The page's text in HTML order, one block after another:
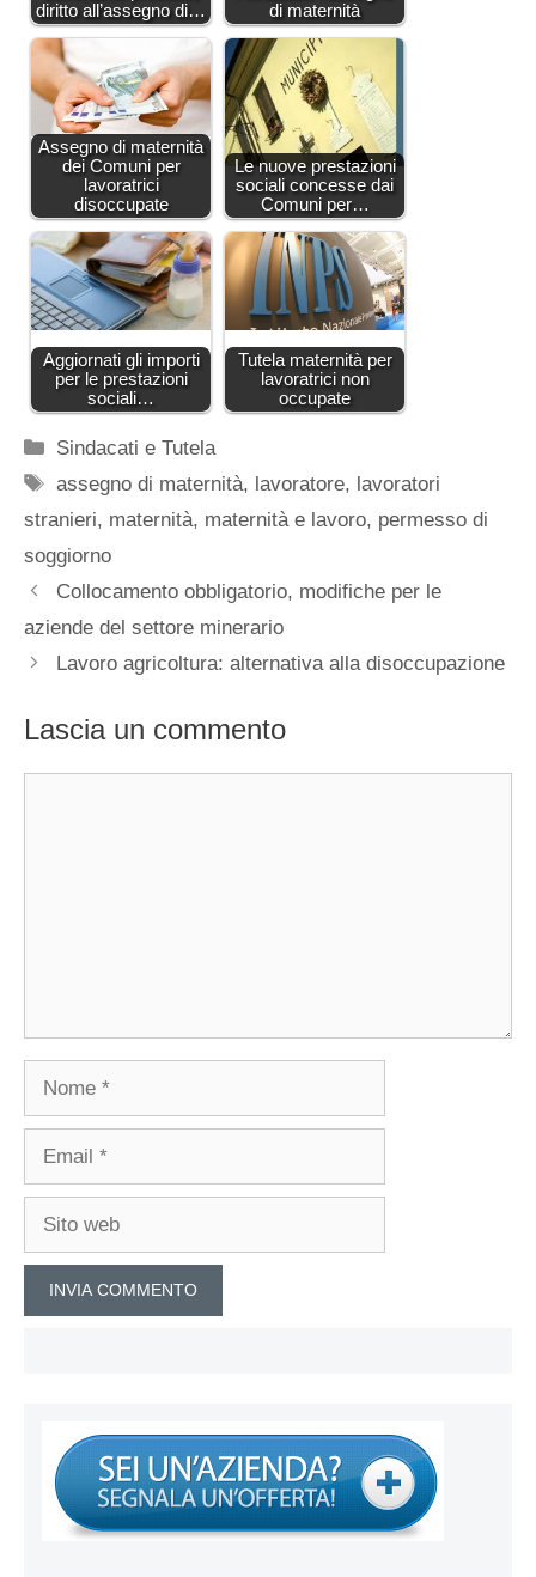
diritto all’assegno di…
di maternità
Assegno di maternità
dei Comuni per
lavoratrici
disoccupate
Le nuove prestazioni
sociali concesse dai
Comuni per…
Aggiornati gli importi
per le prestazioni
sociali…
Tutela maternità per
lavoratrici non
occupate
Categorie
Sindacati e Tutela
Tag
assegno di maternità, lavoratore, lavoratori
stranieri, maternità, maternità e lavoro, permesso di
soggiorno
Collocamento obbligatorio, modifiche per le
aziende del settore minerario
Lavoro agricoltura: alternativa alla disoccupazione
Lascia un commento